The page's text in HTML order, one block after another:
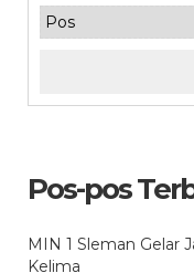
Pos-pos
MIN 1 Sleman Gelar
Kelima